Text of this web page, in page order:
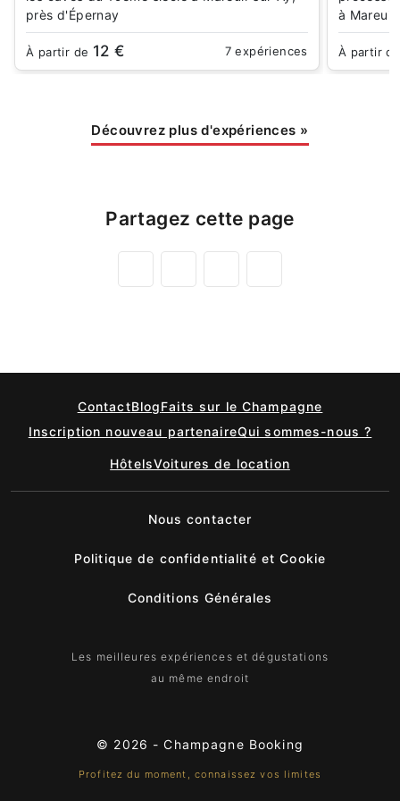
près d'Épernay
À partir de 12 € 7 expériences
à
À partir
Découvrez plus d'expériences »
Partagez cette page
ContactBlogFaits sur le Champagne
Inscription nouveau partenaireQui sommes-nous ?
HôtelsVoitures de location
Nous contacter
Politique de confidentialité et Cookie
Conditions Générales
Les meilleures expériences et dégustations
au même endroit
© 2026 -Champagne Booking
Profitez du moment, connaissez vos limites